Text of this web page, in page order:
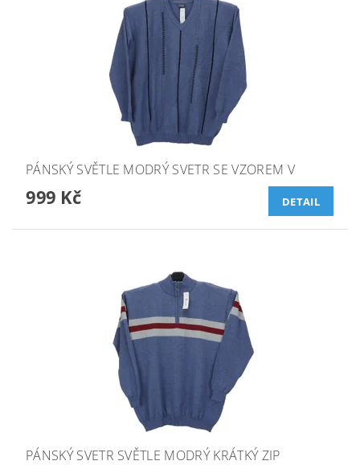
PÁNSKÝ SVĚTLE MODRÝ SVETR SE VZOREM V
999 Kč DETAIL
PÁNSKÝ SVETR SVĚTLE MODRÝ KRÁTKÝ ZIP